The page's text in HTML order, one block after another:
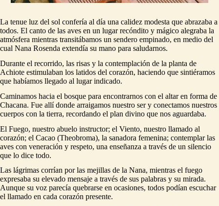
La tenue luz del sol confería al día una calidez modesta que abrazaba a
todos. El canto de las aves en un lugar recóndito y mágico alegraba la
atmósfera mientras transitábamos un sendero empinado, en medio del
cual Nana Rosenda extendía su mano para saludarnos.
Durante el recorrido, las risas y la contemplación de la planta de
Achiote estimulaban los latidos del corazón, haciendo que sintiéramos
que habíamos llegado al lugar indicado.
Caminamos hacia el bosque para encontrarnos con el altar en forma de
Chacana. Fue allí donde arraigamos nuestro ser y conectamos nuestros
cuerpos con la tierra, recordando el plan divino que nos aguardaba.
El Fuego, nuestro abuelo instructor; el Viento, nuestro llamado al
corazón; el Cacao (Theobroma), la sanadora femenina; contemplar las
aves con veneración y respeto, una enseñanza a través de un silencio
que lo dice todo.
Las lágrimas corrían por las mejillas de la Nana, mientras el fuego
expresaba su elevado mensaje a través de sus palabras y su mirada.
Aunque su voz parecía quebrarse en ocasiones, todos podían escuchar
el llamado en cada corazón presente.